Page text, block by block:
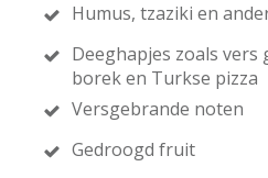
Humus, tzaziki en
Deeghapjes zoals vers
borek en Turkse pizza
Versgebrande noten
Gedroogd fruit